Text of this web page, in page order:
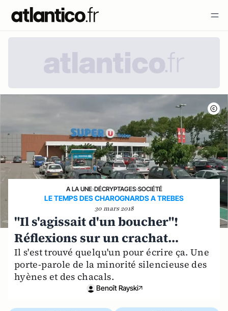
A LA UNE›DÉCRYPTAGES›SOCIÉTÉ
LE TEMPS DES CHAROGNARDS A TREBES
30 mars 2018
"Il s'agissait d'un boucher"!
Réflexions sur un crachat…
Il s'est trouvé quelqu'un pour écrire ça. Une
porte-parole de la minorité silencieuse des
hyènes et des chacals.
Benoît Rayski